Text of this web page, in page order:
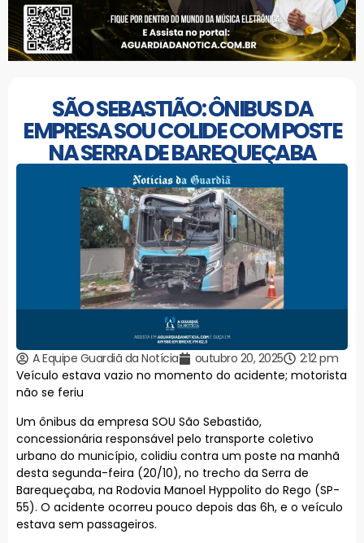
SÃO SEBASTIÃO: ÔNIBUS DA
EMPRESA SOU COLIDE COM POSTE
NA SERRA DE BAREQUEÇABA
A Equipe Guardiã da Notícia outubro 20, 2025
2:12 pm
Veículo estava vazio no momento do acidente; motorista
não se feriu
Um ônibus da empresa SOU São Sebastião,
concessionária responsável pelo transporte coletivo
urbano do município, colidiu contra um poste na manhã
desta segunda-feira (20/10), no trecho da Serra de
Barequeçaba, na Rodovia Manoel Hyppolito do Rego (SP-
55). O acidente ocorreu pouco depois das 6h, e o veículo
estava sem passageiros.